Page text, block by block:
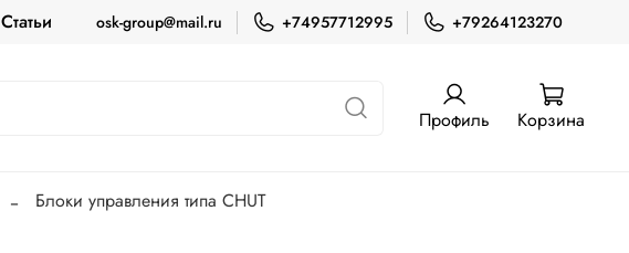
Статьи osk-group@mail.ru +74957712995 +79264123270
Профиль Корзина
Блоки управления типа CHUT